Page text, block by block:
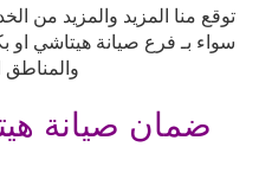
توقع منا المزيد والمزيد من
سواء بـ فرع صيانة هيتاشي او
والمناطق
ضمان صيانة